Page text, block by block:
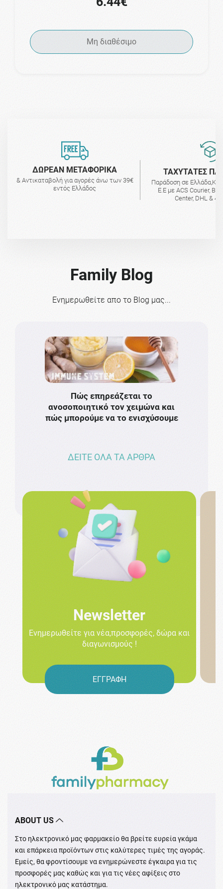
Μη διαθέσιμο
ΔΩΡΕΑΝ ΜΕΤΑΦΟΡΙΚΑ
& Αντικαταβολή για αγορές άνω των 39€
εντός Ελλάδος
ΤΑΧΥΤΑΤΕΣ
Παράδοση σε
Ε.Ε με ACS Courier,
Center, DHL &
Family Blog
Ενημερωθείτε απο το Blog μας...
Πώς επηρεάζεται το
ανοσοποιητικό τον χειμώνα και
πώς μπορούμε να το ενισχύσουμε
ΔΕΙΤΕ ΟΛΑ ΤΑ ΑΡΘΡΑ
Newsletter
Ενημερωθείτε για νέα,προσφορές, δώρα και
διαγωνισμούς !
ΕΓΓΡΑΦΗ
ABOUT US
Στο ηλεκτρονικό μας φαρμακείο θα βρείτε ευρεία γκάμα
και επάρκεια προϊόντων στις καλύτερες τιμές της αγοράς.
Εμείς, θα φροντίσουμε να ενημερώνεστε έγκαιρα για τις
προσφορές μας καθώς και για τις νέες αφίξεις στο
ηλεκτρονικό μας κατάστημα.